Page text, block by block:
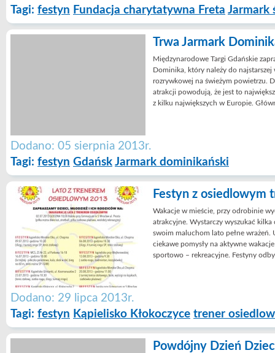
Tagi: festyn Fundacja charytatywna Freta Jarmark
Trwa Jarmark
Międzynarodowe Targi Gdańskie
Dominika, który należy do
rozrywkowej na świeżym powietrzu.
atrakcji powodują, że jest to
z kilku największych w Europie.
Dodano: 05 sierpnia 2013r.
Tagi: festyn Gdańsk Jarmark dominikański
Festyn z osiedlowym
Wakacje w mieście, przy odrobinie
atrakcyjne. Wystarczy wyszukać
swoim maluchom lato pełne wrażeń.
ciekawe pomysły na aktywne
sportowo – rekreacyjne. Festyny
Dodano: 29 lipca 2013r.
Tagi: festyn Kąpielisko Kłokoczyce trener
Powdójny Dzień